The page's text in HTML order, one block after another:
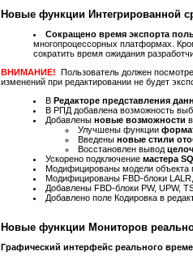
Новые функции Интегрированной
Сокращено время экспорта
многопроцессорных платформах.
сократить время ожидания
ВНИМАНИЕ! Пользователь должен
изменений при редактировании не будет
В Редакторе представления
В РПД добавлена возможность
Добавлены новые возможности
Улучшены функции
Введены новые стили
Восстановлен вывод
Ускорено подключение мастера
Модифицированы модели объекта
Модифицированы FBD-блоки
Добавлены FBD-блоки PW, UPW,
Добавлено поле Кодировка в
Новые функции Мониторов
Графический интерфейс реального